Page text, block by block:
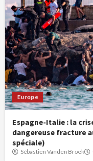
Europe
Espagne-Italie : la
dangereuse fracture
spéciale)
Sébastien Vanden Broek